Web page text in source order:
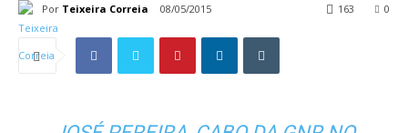
Por Teixeira Correia 08/05/2015 0
163